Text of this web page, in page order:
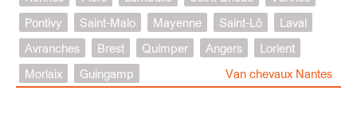
Pontivy
Saint-Malo Mayenne Saint-Lô
Laval
Avranches
Brest Quimper Angers
Lorient
Morlaix
Guingamp Van chevaux Nantes